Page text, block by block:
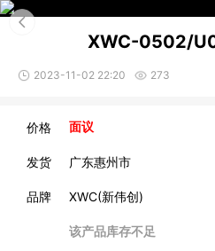
XWC-0502/
2023-11-02 22:20 273
价格 面议
发货 广东惠州市
品牌 XWC(新伟创)
该产品库存不足